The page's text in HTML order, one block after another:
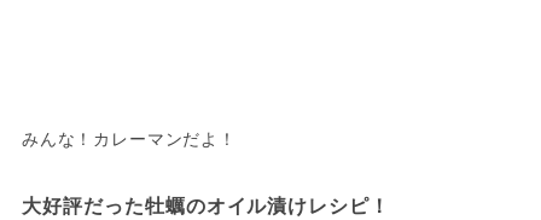
みんな！カレーマンだよ！
大好評だった牡蠣のオイル漬けレシピ！